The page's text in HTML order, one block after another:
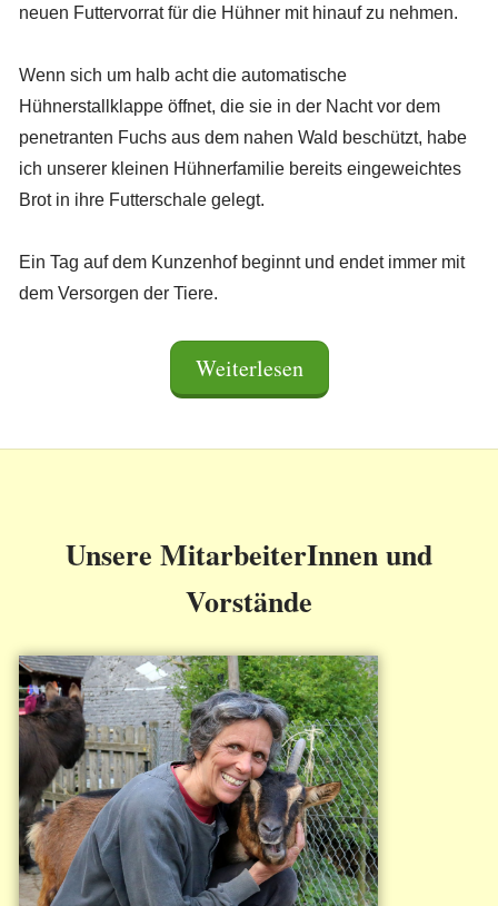
neuen Futtervorrat für die Hühner mit hinauf zu nehmen.
Wenn sich um halb acht die automatische
Hühnerstallklappe öffnet, die sie in der Nacht vor dem
penetranten Fuchs aus dem nahen Wald beschützt, habe
ich unserer kleinen Hühnerfamilie bereits eingeweichtes
Brot in ihre Futterschale gelegt.
Ein Tag auf dem Kunzenhof beginnt und endet immer mit
dem Versorgen der Tiere.
Weiterlesen
Unsere MitarbeiterInnen und
Vorstände